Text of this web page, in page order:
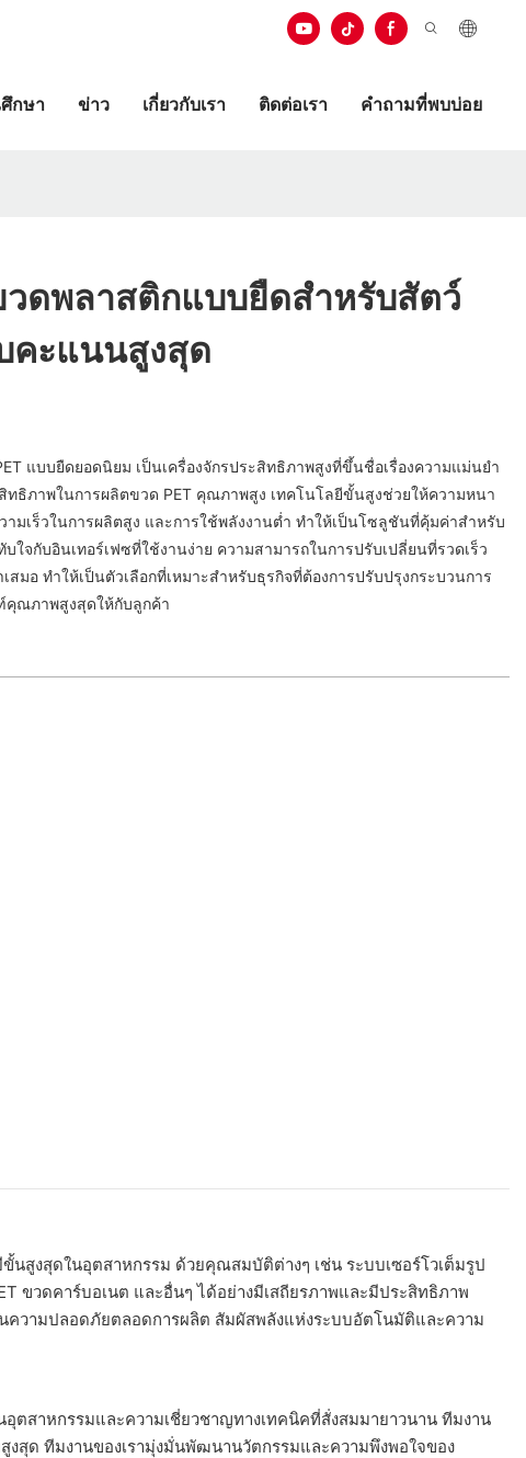
กษา ข่าว เกี่ยวกับเรา ติดต่อเรา คำถามที่พบบ่อย
วดพลาสติกแบบยืดสำหรับสัตว์
คะแนนสูงสุด
แบบยืดยอดนิยม เป็นเครื่องจักรประสิทธิภาพสูงที่ขึ้นชื่อเรื่องความแม่นยำ
ทธิภาพในการผลิตขวด PET คุณภาพสูง เทคโนโลยีขั้นสูงช่วยให้ความหนา
ามเร็วในการผลิตสูง และการใช้พลังงานต่ำ ทำให้เป็นโซลูชันที่คุ้มค่าสำหรับ
ใจกับอินเทอร์เฟซที่ใช้งานง่าย ความสามารถในการปรับเปลี่ยนที่รวดเร็ว
มอ ทำให้เป็นตัวเลือกที่เหมาะสำหรับธุรกิจที่ต้องการปรับปรุงกระบวนการ
ณภาพสูงสุดให้กับลูกค้า
นสูงสุดในอุตสาหกรรม ด้วยคุณสมบัติต่างๆ เช่น ระบบเซอร์โวเต็มรูป
ขวดคาร์บอเนต และอื่นๆ ได้อย่างมีเสถียรภาพและมีประสิทธิภาพ
ความปลอดภัยตลอดการผลิต สัมผัสพลังแห่งระบบอัตโนมัติและความ
ตสาหกรรมและความเชี่ยวชาญทางเทคนิคที่สั่งสมมายาวนาน ทีมงาน
สุด ทีมงานของเรามุ่งมั่นพัฒนานวัตกรรมและความพึงพอใจของ